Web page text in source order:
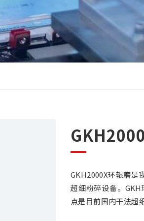
GKH2000X环辊磨是
超细粉碎设备。
点是目前国内干法超